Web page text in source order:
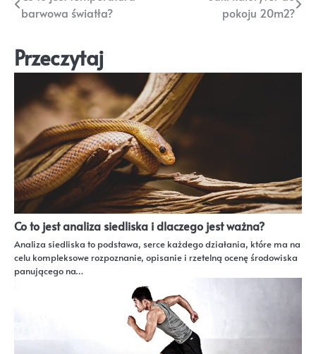
wpisu
barwowa światła?
pokoju 20m2?
Przeczytaj
Co to jest analiza siedliska i dlaczego jest ważna?
Analiza siedliska to podstawa, serce każdego działania, które ma na
celu kompleksowe rozpoznanie, opisanie i rzetelną ocenę środowiska
panującego na…